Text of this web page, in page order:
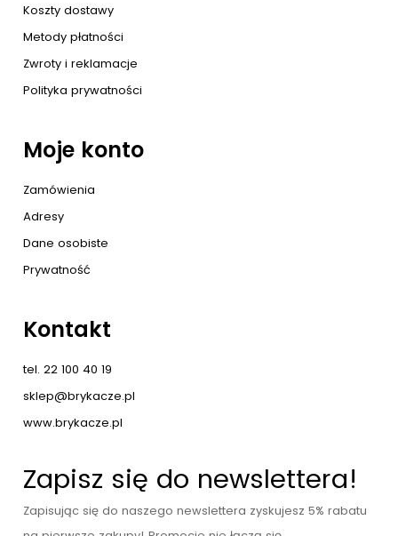
Koszty dostawy
Metody płatności
Zwroty i reklamacje
Polityka prywatności
Moje konto
Zamówienia
Adresy
Dane osobiste
Prywatność
Kontakt
tel. 22 100 40 19
sklep@brykacze.pl
www.brykacze.pl
Zapisz się do newslettera!
Zapisując się do naszego newslettera zyskujesz 5% rabatu